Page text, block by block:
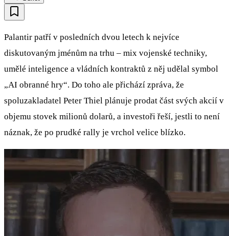
Palantir patří v posledních dvou letech k nejvíce
diskutovaným jménům na trhu – mix vojenské techniky,
umělé inteligence a vládních kontraktů z něj udělal symbol
„AI obranné hry“. Do toho ale přichází zpráva, že
spoluzakladatel Peter Thiel plánuje prodat část svých akcií v
objemu stovek milionů dolarů, a investoři řeší, jestli to není
náznak, že po prudké rally je vrchol velice blízko.